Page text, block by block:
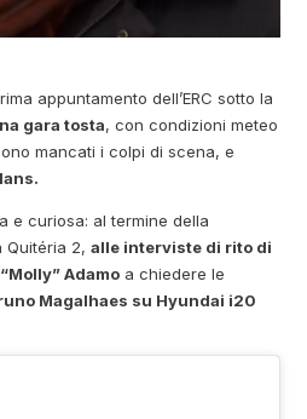
appuntamento dell’ERC sotto la
gara tosta, con condizioni meteo
mancati i colpi di scena, e
e curiosa: al termine della
Quitéria 2,alle interviste di rito di
Adamo a chiedere le
Magalhaes su Hyundai i20